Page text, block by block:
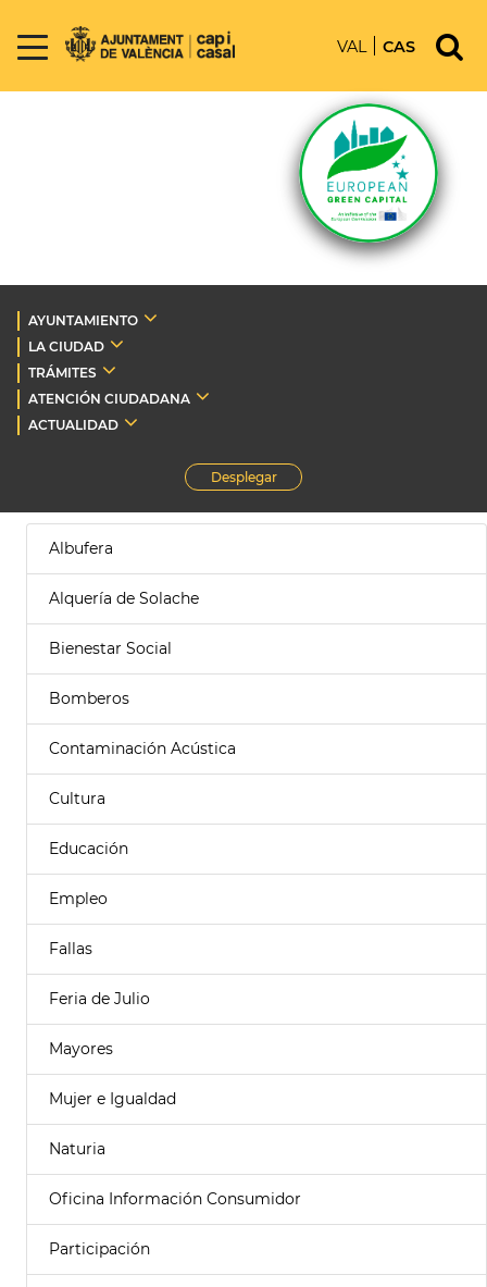
VAL CAS
AYUNTAMIENTO
LA CIUDAD
TRÁMITES
ATENCIÓN CIUDADANA
ACTUALIDAD
Desplegar
Albufera
Alquería de Solache
Bienestar Social
Bomberos
Contaminación Acústica
Cultura
Educación
Empleo
Fallas
Feria de Julio
Mayores
Mujer e Igualdad
Naturia
Oficina Información Consumidor
Participación